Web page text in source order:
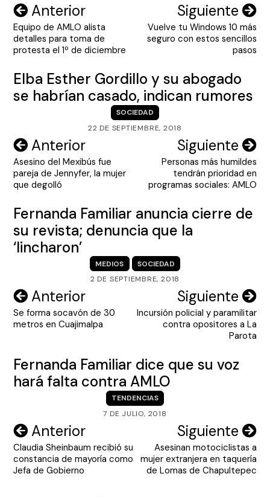
Navegación
de
entradas
Anterior
Equipo de AMLO alista
detalles para toma de
protesta el 1º de diciembre
Siguiente
Vuelve tu Windows 10 más
seguro con estos sencillos
pasos
Elba Esther Gordillo y su abogado
se habrían casado, indican rumores
SOCIEDAD
22 DE SEPTIEMBRE, 2018
Navegación
de
entradas
Anterior
Asesino del Mexibús fue
pareja de Jennyfer, la mujer
que degolló
Siguiente
Personas más humildes
tendrán prioridad en
programas sociales: AMLO
Fernanda Familiar anuncia cierre de
su revista; denuncia que la
‘lincharon’
MEDIOS
SOCIEDAD
2 DE SEPTIEMBRE, 2018
Navegación
de
Anterior
Se forma socavón de 30
metros en Cuajimalpa
Siguiente
Incursión policial y paramilitar
contra opositores a La
Parota
Fernanda Familiar dice que su voz
hará falta contra AMLO
TENDENCIAS
7 DE JULIO, 2018
Navegación
de
entradas
Anterior
Claudia Sheinbaum recibió su
constancia de mayoría como
Jefa de Gobierno
Siguiente
Asesinan motociclistas a
mujer extranjera en taquería
de Lomas de Chapultepec